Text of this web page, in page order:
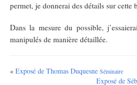
permet, je donnerai des détails sur cette
Dans la mesure du possible,
manipulés de manière détaillée.
« Exposé de Thomas Duquesne Séminaire
Exposé de